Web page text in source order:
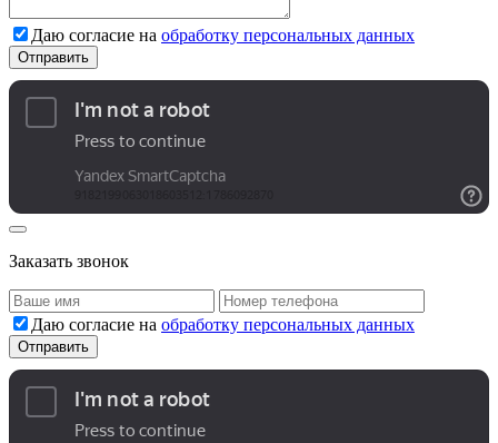
Даю согласие на обработку персональных данных
Заказать звонок
Даю согласие на обработку персональных данных